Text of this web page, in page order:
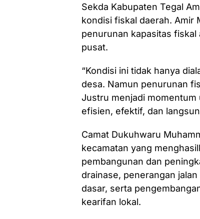
Sekda Kabupaten Tegal
kondisi fiskal daerah. Amir
penurunan kapasitas
pusat.
“Kondisi ini tidak hanya
desa. Namun penurunan
Justru menjadi momentum
efisien, efektif, dan
Camat Dukuhwaru
kecamatan yang
pembangunan dan
drainase, penerangan
dasar, serta
kearifan lokal.